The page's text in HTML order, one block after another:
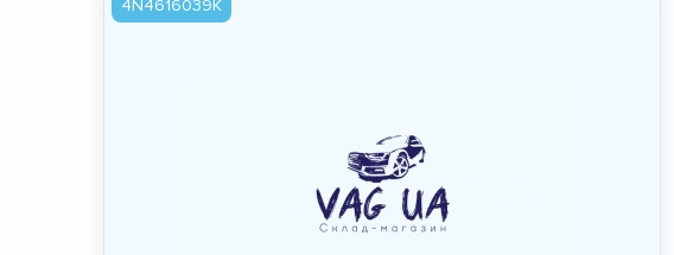
4N4616039K